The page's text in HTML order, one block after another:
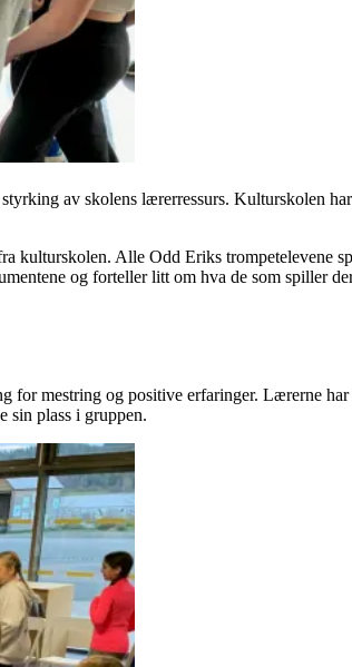
av skolens lærerressurs. Kulturskolen
kulturskolen. Alle Odd Eriks trompetelevene
og forteller litt om hva de som spiller
mestring og positive erfaringer. Lærerne
sin plass i gruppen.